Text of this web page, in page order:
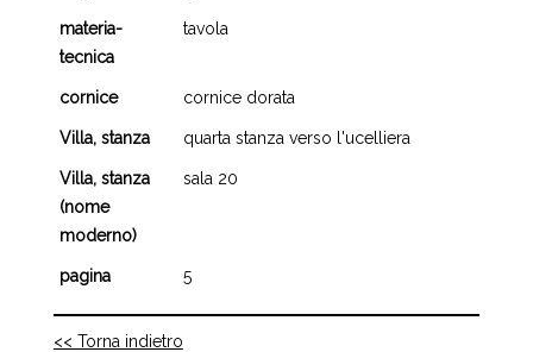
materia-
tecnica
tavola
cornice cornice dorata
Villa, stanza quarta stanza verso l'ucelliera
Villa, stanza
(nome
moderno)
sala 20
pagina 5
<< Torna indietro